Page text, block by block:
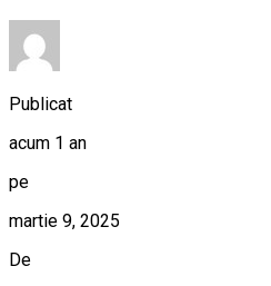
Publicat
acum 1 an
pe
martie 9, 2025
De